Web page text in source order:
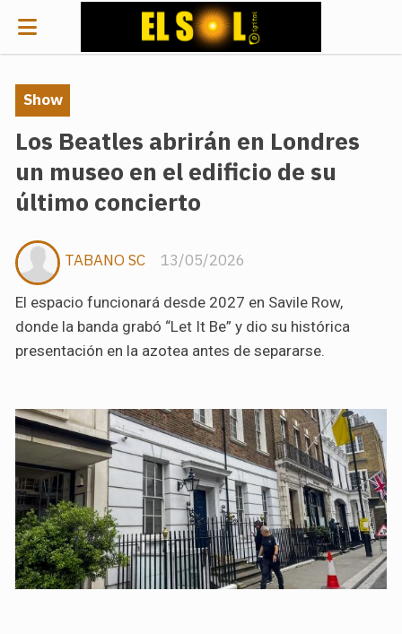
Los Beatles abrirán en Londres
un museo en el edificio de su
último concierto
El espacio funcionará desde 2027 en Savile Row,
donde la banda grabó “Let It Be” y dio su histórica
presentación en la azotea antes de separarse.
Show
13/05/2026
TABANO SC